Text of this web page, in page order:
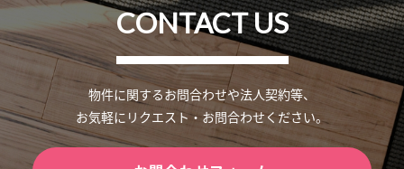
CONTACT US
物件に関するお問合わせや法人契約等、
お気軽にリクエスト・お問合わせください。